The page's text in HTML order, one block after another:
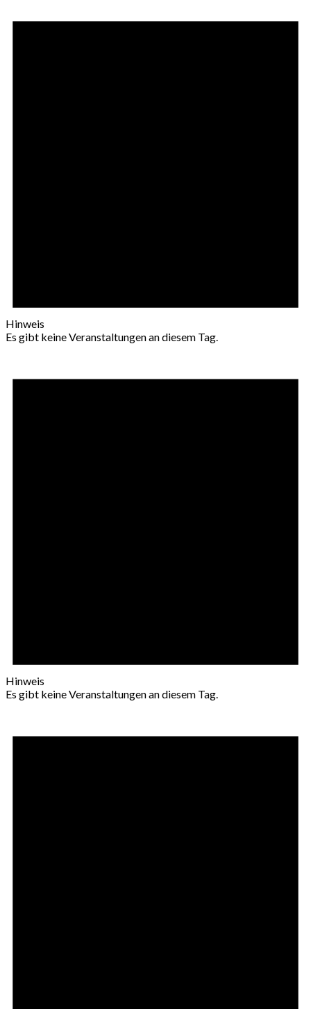
Hinweis
Es gibt keine Veranstaltungen an diesem Tag.
Hinweis
Es gibt keine Veranstaltungen an diesem Tag.